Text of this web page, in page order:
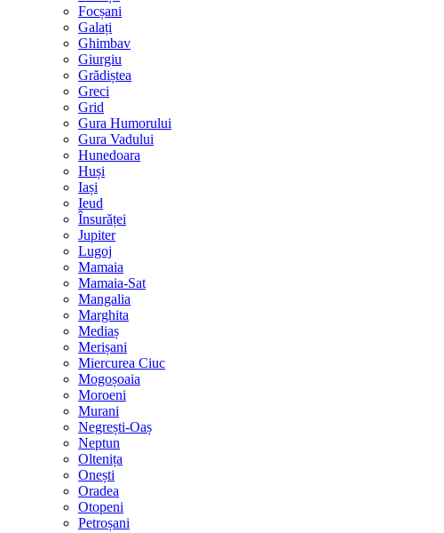
Focșani
Galați
Ghimbav
Giurgiu
Grădiștea
Greci
Grid
Gura Humorului
Gura Vadului
Hunedoara
Huși
Iași
Ieud
Însurăței
Jupiter
Lugoj
Mamaia
Mamaia-Sat
Mangalia
Marghita
Mediaș
Merișani
Miercurea Ciuc
Mogoșoaia
Moroeni
Murani
Negrești-Oaș
Neptun
Oltenița
Onești
Oradea
Otopeni
Petroșani